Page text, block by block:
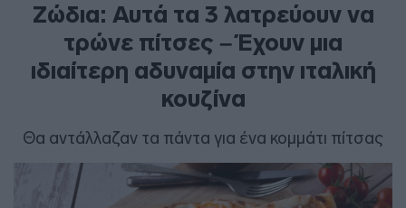
Ζώδια: Αυτά τα 3 λατρεύουν να
τρώνε πίτσες – Έχουν μια
ιδιαίτερη αδυναμία στην ιταλική
κουζίνα
Θα αντάλλαζαν τα πάντα για ένα κομμάτι πίτσας